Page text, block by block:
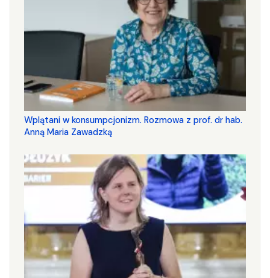
Wplątani w konsumpcjonizm. Rozmowa z prof. dr hab.
Anną Maria Zawadzką